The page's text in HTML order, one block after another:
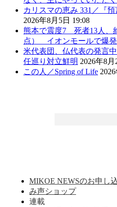
カリスマの恵み 331／『
2026年8月5日 19:08
熊本で震度7 死者13人、
点） イオンモールで爆発
米代表団、仏代表の発言
任巡り対立鮮明 2026年8月
この人／Spring of Life
MIKOE NEWSのお申し
み声ショップ
連載